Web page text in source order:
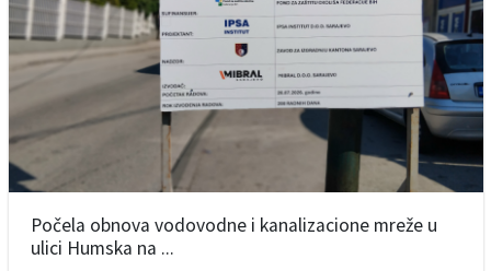
Počela obnova vodovodne i kanalizacione mreže u
ulici Humska na ...